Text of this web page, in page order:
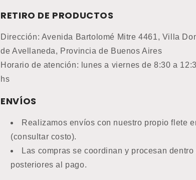
RETIRO DE PRODUCTOS
Dirección: Avenida Bartolomé Mitre 4461, Villa
de Avellaneda, Provincia de Buenos Aires
Horario de atención: lunes a viernes de 8:30 a
hs
ENVÍOS
Realizamos envíos con nuestro propio flete
(consultar costo).
Las compras se coordinan y procesan
posteriores al pago.